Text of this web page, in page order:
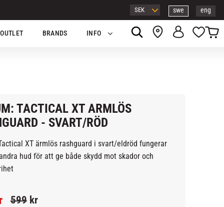
swe eng
OUTLET
BRANDS INFO
TACTICAL XT ARMLÖS
- SVART/RÖD
XT ärmlös rashguard i svart/eldröd fungerar
hud för att ge både skydd mot skador och
pris:
Ordinarie pris:
599kr